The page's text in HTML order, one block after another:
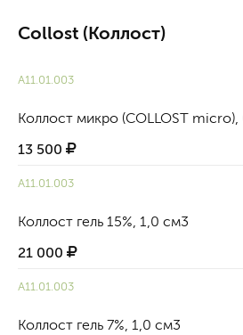
Collost (Коллост)
А11.01.003
Коллост микро (COLLOST micro),
13 500
А11.01.003
Коллост гель 15%, 1,0 см3
21 000
А11.01.003
Коллост гель 7%, 1,0 см3